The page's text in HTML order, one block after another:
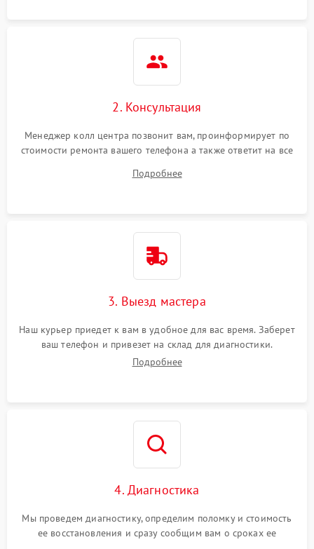
2. Консультация
Менеджер колл центра позвонит вам, проинформирует по
стоимости ремонта вашего телефона а также ответит на все
Подробнее
3. Выезд мастера
Наш курьер приедет к вам в удобное для вас время. Заберет
ваш телефон и привезет на склад для диагностики.
Подробнее
4. Диагностика
Мы проведем диагностику, определим поломку и стоимость
ее восстановления и сразу сообщим вам о сроках ее